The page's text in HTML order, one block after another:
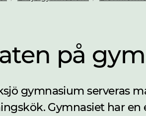
på
gymnasium serveras
Gymnasiet har en